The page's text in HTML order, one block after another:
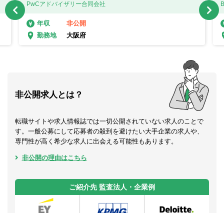
PwCアドバイザリー合同会社
年収
非公開
勤務地
大阪府
非公開求人とは？
転職サイトや求人情報誌では一切公開されていない求人のことで
す。一般公募にして応募者の殺到を避けたい大手企業の求人や、
専門性が高く希少な求人に出会える可能性もあります。
非公開の理由はこちら
ご紹介先 監査法人・企業例